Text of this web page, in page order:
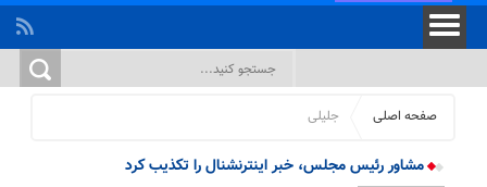
صفحه اصلی جلیلی
مشاور رئیس مجلس، خبر اینترنشنال را تکذیب کرد